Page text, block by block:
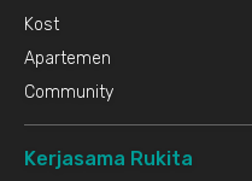
Kost
Apartemen
Community
Kerjasama Rukita